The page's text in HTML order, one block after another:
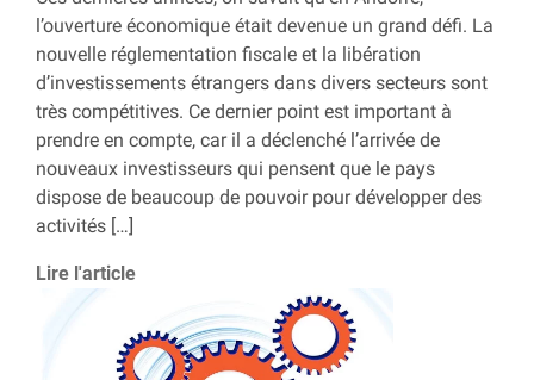
l’ouverture économique était devenue un grand défi. La
nouvelle réglementation fiscale et la libération
d’investissements étrangers dans divers secteurs sont
très compétitives. Ce dernier point est important à
prendre en compte, car il a déclenché l’arrivée de
nouveaux investisseurs qui pensent que le pays
dispose de beaucoup de pouvoir pour développer des
activités […]
Lire l'article